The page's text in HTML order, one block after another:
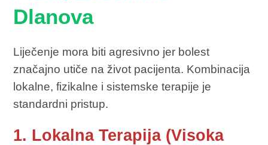
Dlanova
Liječenje mora biti agresivno jer bolest
značajno utiče na život pacijenta. Kombinacija
lokalne, fizikalne i sistemske terapije je
standardni pristup.
1. Lokalna Terapija (Visoka